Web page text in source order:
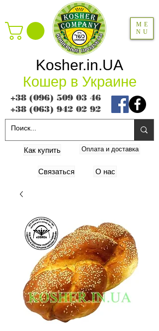
Kosher.in.UA
+38 (096) 509 03 46
+38 (063) 942 02 92
Кошер в Украине
Оплата и доставка
О нас
Связаться
Как купить
ME
NU